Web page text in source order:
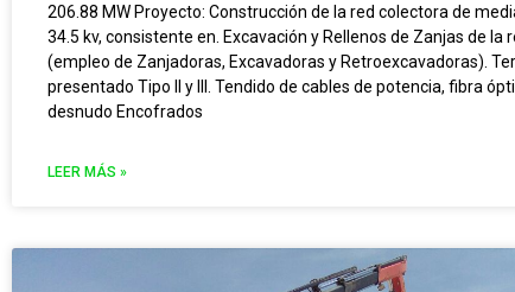
206.88 MW Proyecto: Construcción de la red colectora de
34.5 kv, consistente en. Excavación y Rellenos de Zanjas de la
(empleo de Zanjadoras, Excavadoras y Retroexcavadoras).
presentado Tipo II y III. Tendido de cables de potencia, fibra
desnudo Encofrados
LEER MÁS »